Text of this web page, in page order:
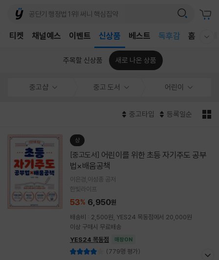
채널예스 이벤트 신상품 베스트
독후감
홈 국
티켓
주목할 신상품 새로 나온 상품
중고샵 중고 도서 어린이
중고타입 등록일순
상
[중고도서]
법×배움공책
이은경,이성종 공저
한빛라이프
53% 6,950원
배송비 : 2,500원, YES24 목동점에서 20,000원
이상 구매시 무료배송
YES24 목동점
매장ON
(779명 평가)